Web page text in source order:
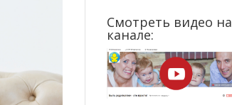
Смотреть видео на
канале: